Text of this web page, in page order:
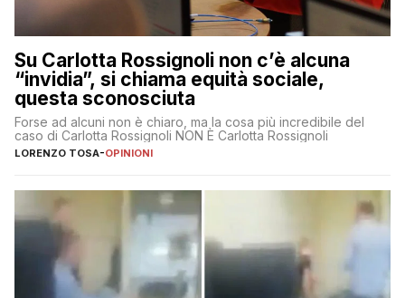
Su Carlotta Rossignoli non c’è alcuna
“invidia”, si chiama equità sociale,
questa sconosciuta
Forse ad alcuni non è chiaro, ma la cosa più incredibile del
caso di Carlotta Rossignoli NON È Carlotta Rossignoli
LORENZO TOSA-OPINIONI